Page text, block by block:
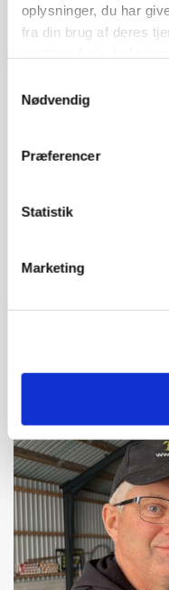
oplysninger, du har
fra din brug af deres
Nødvendig
Præferencer
Statistik
Marketing
MARKED